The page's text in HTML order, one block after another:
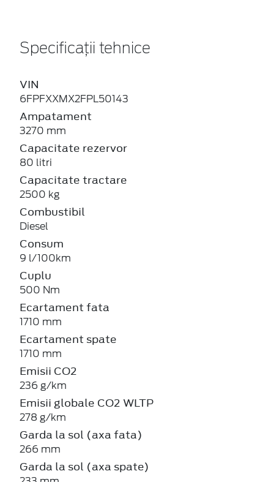
Specificații tehnice
VIN
6FPFXXMX2FPL50143
Ampatament
3270 mm
Capacitate rezervor
80 litri
Capacitate tractare
2500 kg
Combustibil
Diesel
Consum
9 l/100km
Cuplu
500 Nm
Ecartament fata
1710 mm
Ecartament spate
1710 mm
Emisii CO2
236 g/km
Emisii globale CO2 WLTP
278 g/km
Garda la sol (axa fata)
266 mm
Garda la sol (axa spate)